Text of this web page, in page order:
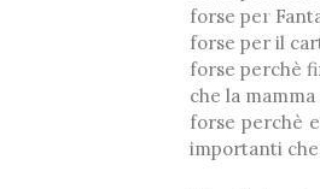
forse per
forse per il
forse perchè
che la
forse perchè
importanti
❅